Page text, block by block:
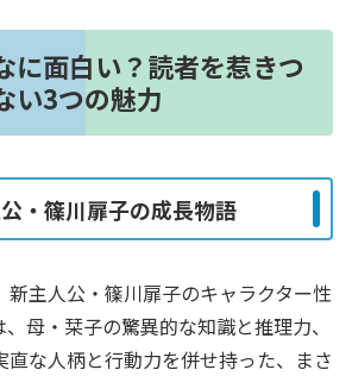
に面白い？読者を惹きつ
い3つの魅力
・篠川扉子の成長物語
主人公・篠川扉子のキャラクター性
母・栞子の驚異的な知識と推理力、
直な人柄と行動力を併せ持った、まさ